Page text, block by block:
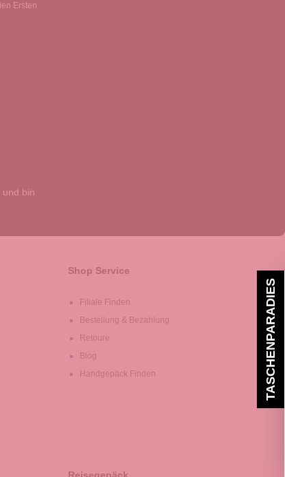
Ersten
und bin
Shop Service
Filiale Finden
Bestellung & Bezahlung
Retoure
Blog
Handgepäck Finden
TASCHENPARADIES